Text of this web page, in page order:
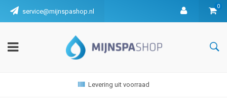
service@mijnspashop.nl
0
Levering uit voorraad